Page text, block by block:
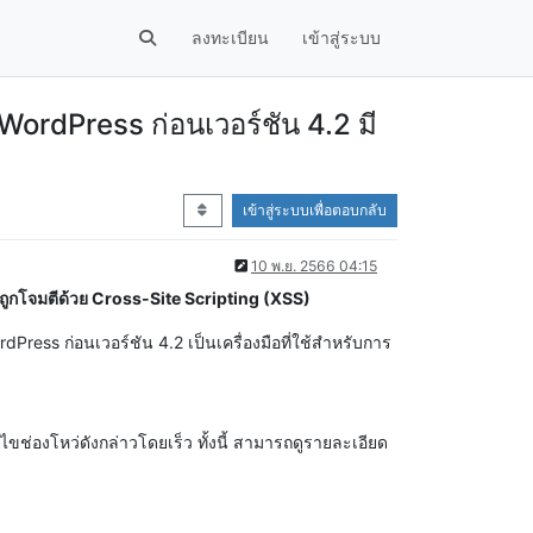
ลงทะเบียน เข้าสู่ระบบ
ก่อนเวอร์ชัน 4.2 มี
เข้าสู่ระบบเพื่อตอบกลับ
10 พ.ย. 2566 04:15
โจมตีด้วย Cross-Site Scripting (XSS)
ก่อนเวอร์ชัน 4.2 เป็นเครื่องมือที่ใช้สำหรับการ
ช่องโหว่ดังกล่าวโดยเร็ว ทั้งนี้ สามารถดูรายละเอียด